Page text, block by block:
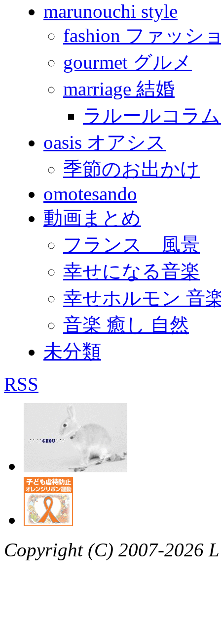
marunouchi style
fashion ファッシ
gourmet グルメ
marriage 結婚
ラルールコラ
oasis オアシス
季節のお出かけ
omotesando
動画まとめ
フランス 風景
幸せになる音楽
幸せホルモン 音
音楽 癒し 自然
未分類
RSS
Copyright (C) 2007-2026